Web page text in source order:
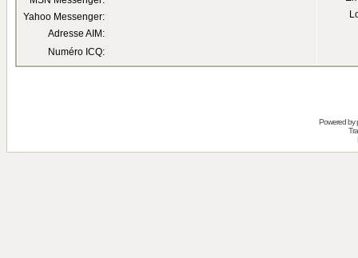
Yahoo Messenger:
Adresse AIM:
Numéro ICQ:
Powered by